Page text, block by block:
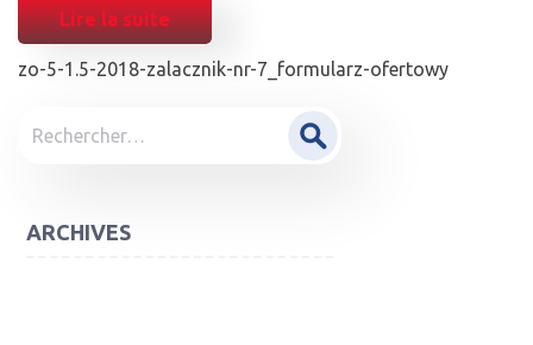
Lire la suite
NAVIGATION
zo-5-1.5-2018-zalacznik-nr-7_formularz-ofertowy
ARCHIVES